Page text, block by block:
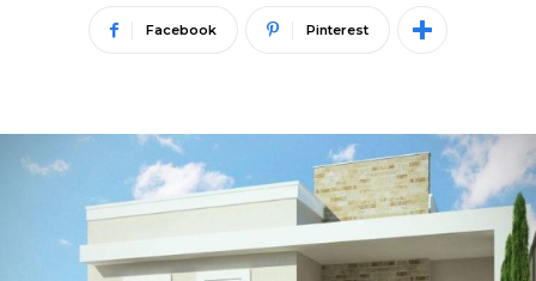
Facebook Pinterest